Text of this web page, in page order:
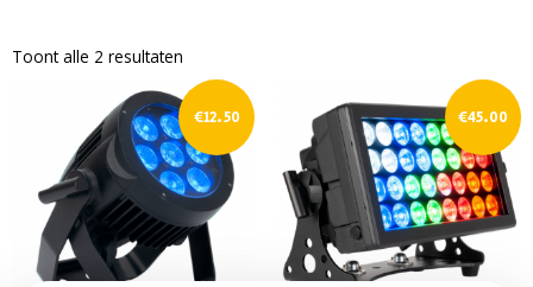
Toont alle 2 resultaten
€12.50 €45.00